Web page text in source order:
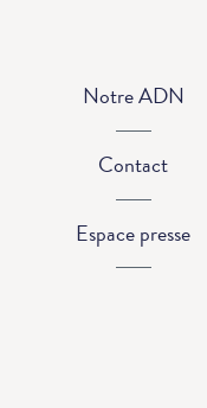
Notre ADN
Contact
Espace presse